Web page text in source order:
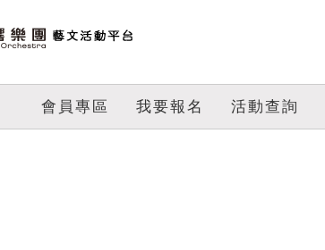
會員專區 我要報名 活動查詢